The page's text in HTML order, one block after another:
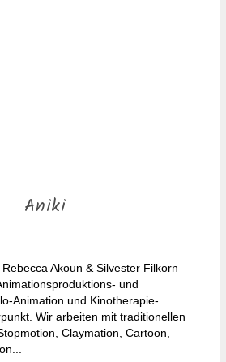
Aniki
Akoun & Silvester Filkorn
und
Animation und Kinotherapie-
Wir arbeiten mit traditionellen
Claymation, Cartoon,